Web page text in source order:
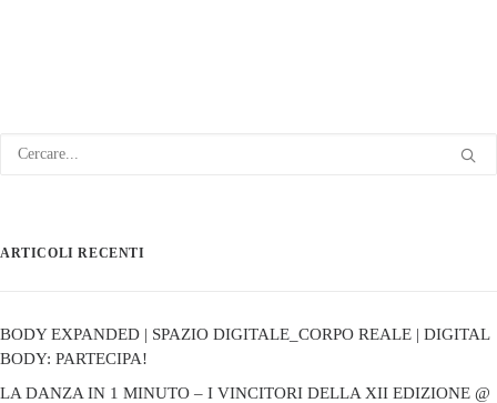
ARTICOLI RECENTI
BODY EXPANDED | SPAZIO DIGITALE_CORPO REALE | DIGITAL
BODY: PARTECIPA!
LA DANZA IN 1 MINUTO – I VINCITORI DELLA XII EDIZIONE @